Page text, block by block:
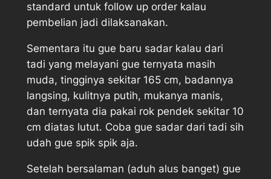
standard untuk follow up order kalau
pembelian jadi dilaksanakan.
Sementara itu gue baru sadar kalau dari
tadi yang melayani gue ternyata masih
muda, tingginya sekitar 165 cm, badannya
langsing, kulitnya putih, mukanya manis,
dan ternyata dia pakai rok pendek sekitar 10
cm diatas lutut. Coba gue sadar dari tadi sih
udah gue spik spik aja.
Setelah bersalaman (aduh alus banget) gue